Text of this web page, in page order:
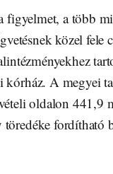
figyelmet, a több
közel fele
kórház. A megyei
oldalon 441,9
fordítható